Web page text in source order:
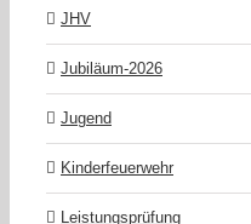
JHV
Jubiläum-2026
Jugend
Kinderfeuerwehr
Leistungsprüfung